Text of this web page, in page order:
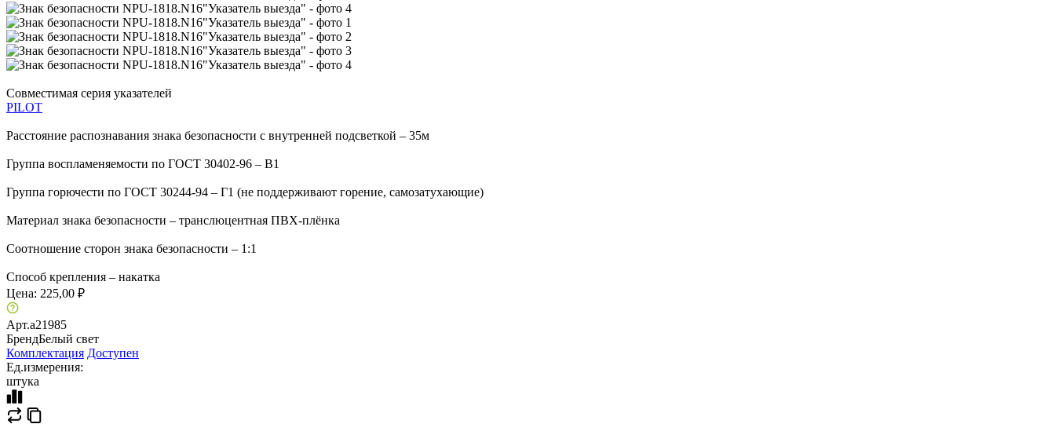
Совместимая серия указателей
PILOT
Расстояние распознавания знака безопасности с внутренней подсветкой – 35м
Группа воспламеняемости по ГОСТ 30402-96 – В1
Группа горючести по ГОСТ 30244-94 – Г1 (не поддерживают горение, самозатухающие)
Материал знака безопасности – транслюцентная ПВХ-плёнка
Соотношение сторон знака безопасности – 1:1
Способ крепления – накатка
Цена: 225,00 ₽
Арт.a21985
БрендБелый свет
Комплектация Доступен
Ед.измерения:
штука